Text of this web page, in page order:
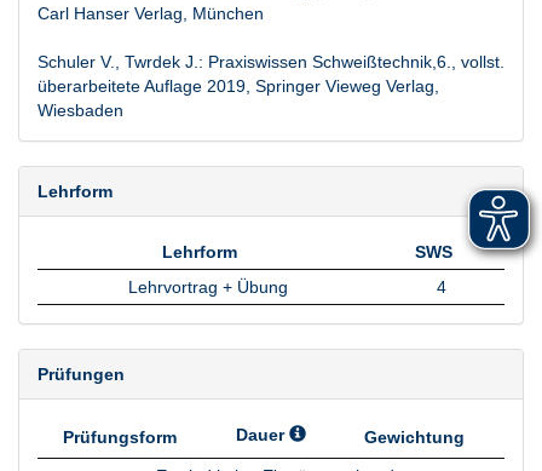
Carl Hanser Verlag, München
Schuler V., Twrdek J.: Praxiswissen Schweißtechnik,6., vollst.
überarbeitete Auflage 2019, Springer Vieweg Verlag,
Wiesbaden
Lehrform
Lehrform
SWS
Lehrform
SWS
Lehrvortrag + Übung 4
Prüfungen
Prüfungsform Dauer
Gewichtung